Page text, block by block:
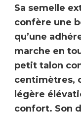
Sa semelle
confère une
qu’une
marche en
petit talon
centimètres,
légère
confort. Son